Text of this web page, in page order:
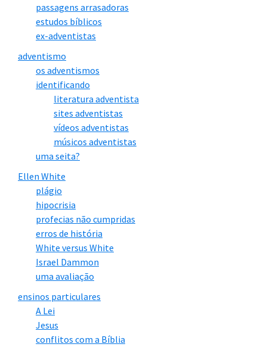
passagens arrasadoras
estudos bíblicos
ex-adventistas
adventismo
os adventismos
identificando
literatura adventista
sites adventistas
vídeos adventistas
músicos adventistas
uma seita?
Ellen White
plágio
hipocrisia
profecias não cumpridas
erros de história
White versus White
Israel Dammon
uma avaliação
ensinos particulares
A Lei
Jesus
conflitos com a Bíblia